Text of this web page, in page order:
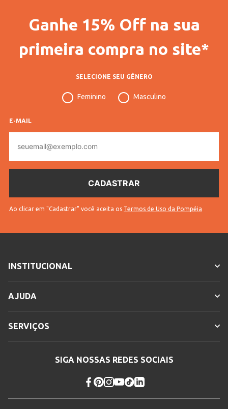
Ganhe 15% Off na sua
primeira compra no site*
SELECIONE SEU GÊNERO
Feminino Masculino
E-MAIL
mail
Ao clicar em "Cadastrar" você aceita os Termos de Uso da Pompéia
INSTITUCIONAL
AJUDA
SERVIÇOS
SIGA NOSSAS REDES SOCIAIS